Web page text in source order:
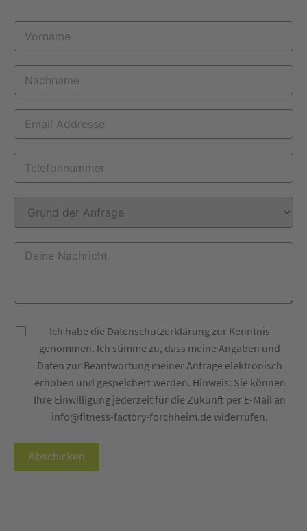
Ich habe die Datenschutzerklärung zur Kenntnis
genommen. Ich stimme zu, dass meine Angaben und
Daten zur Beantwortung meiner Anfrage elektronisch
erhoben und gespeichert werden. Hinweis: Sie können
Ihre Einwilligung jederzeit für die Zukunft per E-Mail an
info@fitness-factory-forchheim.de widerrufen.
Abschicken